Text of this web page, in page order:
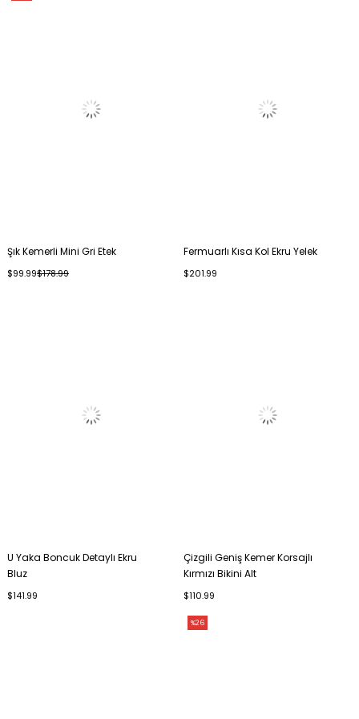
Şık Kemerli Mini Gri Etek
$99.99$178.99
Fermuarlı Kısa Kol Ekru Yelek
$201.99
U Yaka Boncuk Detaylı Ekru
Bluz
$141.99
Çizgili Geniş Kemer Korsajlı
Kırmızı Bikini Alt
$110.99
%26